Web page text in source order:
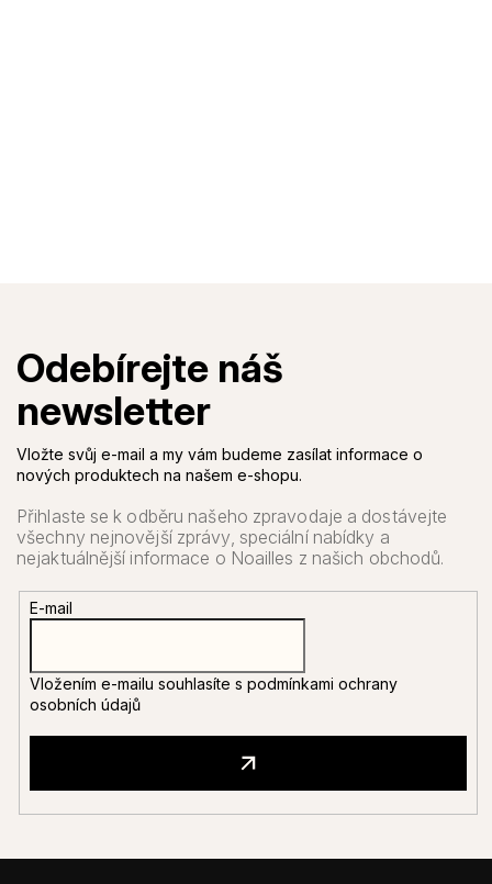
Vložte svůj e-mail a my vám budeme zasílat informace o
nových produktech na našem e-shopu.
E-mail
Vložením e-mailu souhlasíte s podmínkami ochrany
osobních údajů